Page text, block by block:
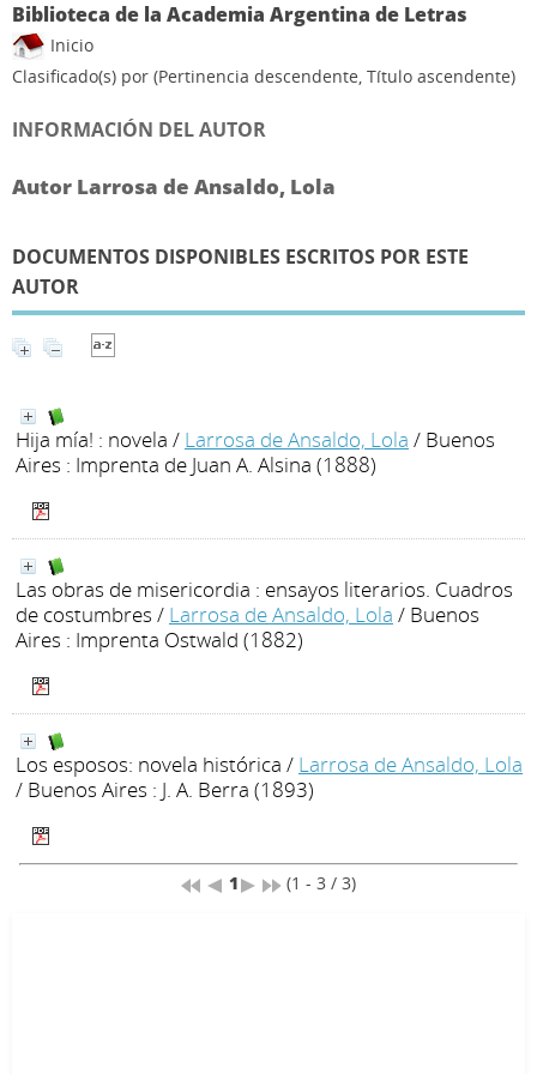
Biblioteca de la Academia Argentina de Letras
Inicio
Clasificado(s) por (Pertinencia descendente, Título ascendente)
INFORMACIÓN DEL AUTOR
Autor Larrosa de Ansaldo, Lola
DOCUMENTOS DISPONIBLES ESCRITOS POR ESTE
AUTOR
Hija mía! : novela / Larrosa de Ansaldo, Lola / Buenos
Aires : Imprenta de Juan A. Alsina (1888)
Las obras de misericordia : ensayos literarios. Cuadros
de costumbres / Larrosa de Ansaldo, Lola / Buenos
Aires : Imprenta Ostwald (1882)
Los esposos: novela histórica / Larrosa de Ansaldo, Lola
/ Buenos Aires : J. A. Berra (1893)
1 (1 - 3 / 3)